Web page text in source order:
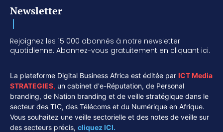
Newsletter
Rejoignez les 15 000 abonnés à notre newsletter
quotidienne. Abonnez-vous gratuitement en cliquant ici.
La plateforme Digital Business Africa est éditée par ICT Media
STRATEGIES, un cabinet d'e-Réputation, de Personal
branding, de Nation branding et de veille stratégique dans le
secteur des TIC, des Télécoms et du Numérique en Afrique.
Vous souhaitez une veille sectorielle et des notes de veille sur
des secteurs précis, cliquez ICI.